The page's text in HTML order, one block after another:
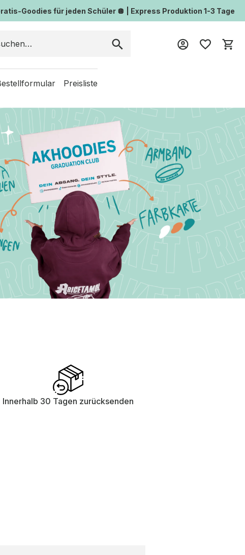
Goodies für jeden Schüler 🪩 | Express Produktion 1-3 Tage
Preisliste
Innerhalb 30 Tagen zurücksenden